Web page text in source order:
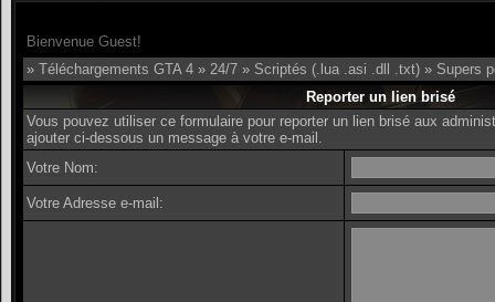
Bienvenue Guest!
» Téléchargements GTA 4 » 24/7 » Scriptés (.lua .asi .dll .txt) » Supers
Reporter un lien brisé
Vous pouvez utiliser ce formulaire pour reporter un lien brisé aux
ajouter ci-dessous un message à votre e-mail.
Votre Nom:
Votre Adresse e-mail: